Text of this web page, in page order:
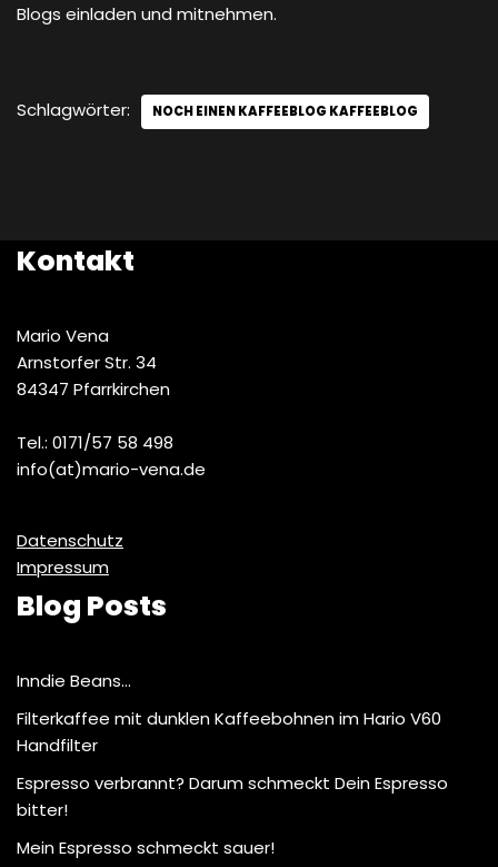
Blogs einladen und mitnehmen.
Schlagwörter: NOCH EINEN KAFFEEBLOG KAFFEEBLOG
Kontakt
Mario Vena
Arnstorfer Str. 34
84347 Pfarrkirchen
Tel.: 0171/57 58 498
info(at)mario-vena.de
Datenschutz
Impressum
Blog Posts
Inndie Beans…
Filterkaffee mit dunklen Kaffeebohnen im Hario V60
Handfilter
Espresso verbrannt? Darum schmeckt Dein Espresso
bitter!
Mein Espresso schmeckt sauer!